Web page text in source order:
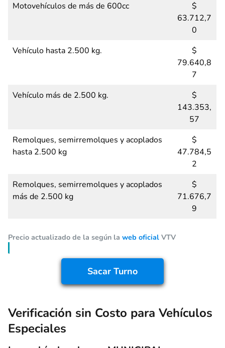
Motovehículos de más de 600cc
$
63.712,7
0
Vehículo hasta 2.500 kg.
$
79.640,8
7
Vehículo más de 2.500 kg.
$
143.353,
57
Remolques, semirremolques y acoplados
hasta 2.500 kg
$
47.784,5
2
Remolques, semirremolques y acoplados
más de 2.500 kg
$
71.676,7
9
Precio actualizado de la según la web oficial VTV
Sacar Turno
Verificación sin Costo para Vehículos
Especiales